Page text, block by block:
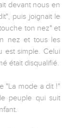
devant nous en
puis joignait le
ton nez" et
nez et tous les
est simple. Celui
était disqualifié.
"La mode a dit !"
peuple qui suit